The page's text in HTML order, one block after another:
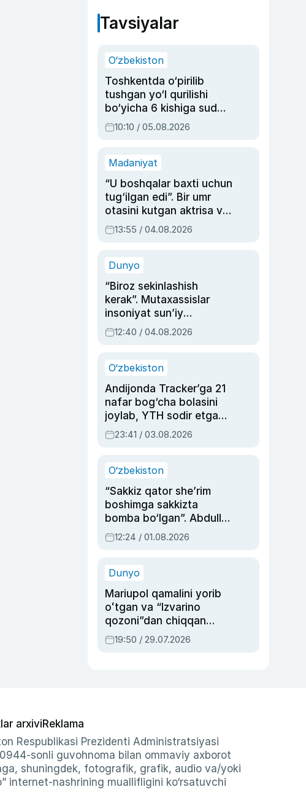
Tavsiyalar
O‘zbekiston
Toshkentda o‘pirilib
tushgan yo‘l qurilishi
bo‘yicha 6 kishiga sud
hukmi o‘qildi
10:10 / 05.08.2026
Madaniyat
“U boshqalar baxti uchun
tug‘ilgan edi”. Bir umr
otasini kutgan aktrisa va
dublyaj ustasi Rimma
Ahmedovaning
13:55 / 04.08.2026
Dunyo
“Biroz sekinlashish
kerak”. Mutaxassislar
insoniyat sun’iy
intellektni boshqara
olmay qolishidan xavotir
12:40 / 04.08.2026
O‘zbekiston
Andijonda Tracker’ga 21
nafar bog‘cha bolasini
joylab, YTH sodir etgan
ayolga sud hukmi o‘qildi
23:41 / 03.08.2026
O‘zbekiston
“Sakkiz qator she’rim
boshimga sakkizta
bomba bo‘lgan”. Abdulla
Oripovni siyosiy
ayblovlardan asrab
12:24 / 01.08.2026
Dunyo
Mariupol qamalini yorib
oʻtgan va “Izvarino
qozoni”dan chiqqan
qahramon — Ukraina
armiyasi bosh
19:50 / 29.07.2026
arxiviReklama
Respublikasi Prezidenti Administratsiyasi
sonli guvohnoma bilan ommaviy axborot
shuningdek, fotografik, grafik, audio va/yoki
internet-nashrining muallifligini ko‘rsatuvchi